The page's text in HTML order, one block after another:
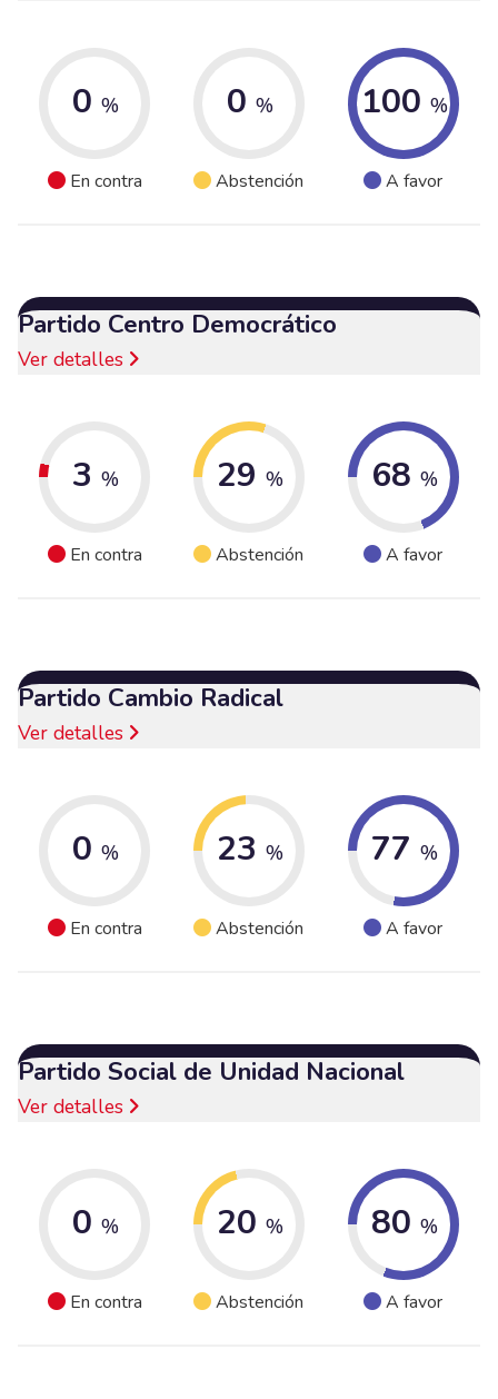
0 %
En contra
0 %
Abstención
100 %
A favor
Partido Centro Democrático
Ver detalles
3 %
En contra
29 %
Abstención
68 %
A favor
Partido Cambio Radical
Ver detalles
0 %
En contra
23 %
Abstención
77 %
A favor
Partido Social de Unidad Nacional
Ver detalles
0 %
En contra
20 %
Abstención
80 %
A favor